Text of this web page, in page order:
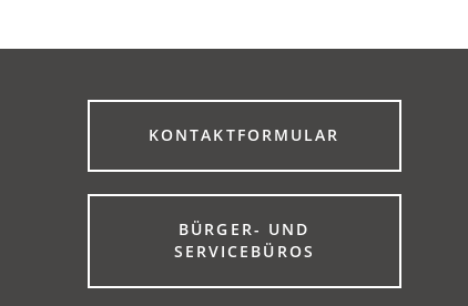
KONTAKTFORMULAR
(ÖFFNET
EINEM
NEUEN
BÜRGER- UND
SERVICEBÜROS
EINEM